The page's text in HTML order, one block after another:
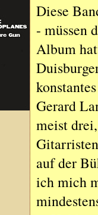
Diese
- müssen
Album
Gerard
meist
auf der
ich mich